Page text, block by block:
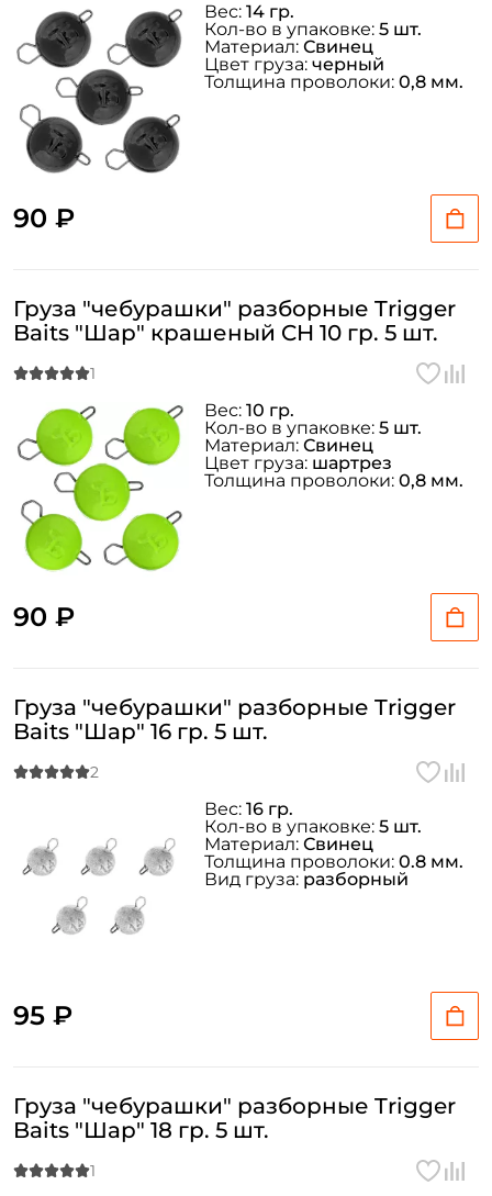
90 ₽
Вес: 14 гр.
Кол-во в упаковке: 5 шт.
Материал: Свинец
Цвет груза: черный
Толщина проволоки: 0,8 мм.
Груза "чебурашки" разборные Trigger
Baits "Шар" крашеный CH 10 гр. 5 шт.
90 ₽
Вес: 10 гр.
Кол-во в упаковке: 5 шт.
Материал: Свинец
Цвет груза: шартрез
Толщина проволоки: 0,8 мм.
Груза "чебурашки" разборные Trigger
Baits "Шар" 16 гр. 5 шт.
95 ₽
Вес: 16 гр.
Кол-во в упаковке: 5 шт.
Материал: Свинец
Толщина проволоки: 0.8 мм.
Вид груза: разборный
Груза "чебурашки" разборные Trigger
Baits "Шар" 18 гр. 5 шт.